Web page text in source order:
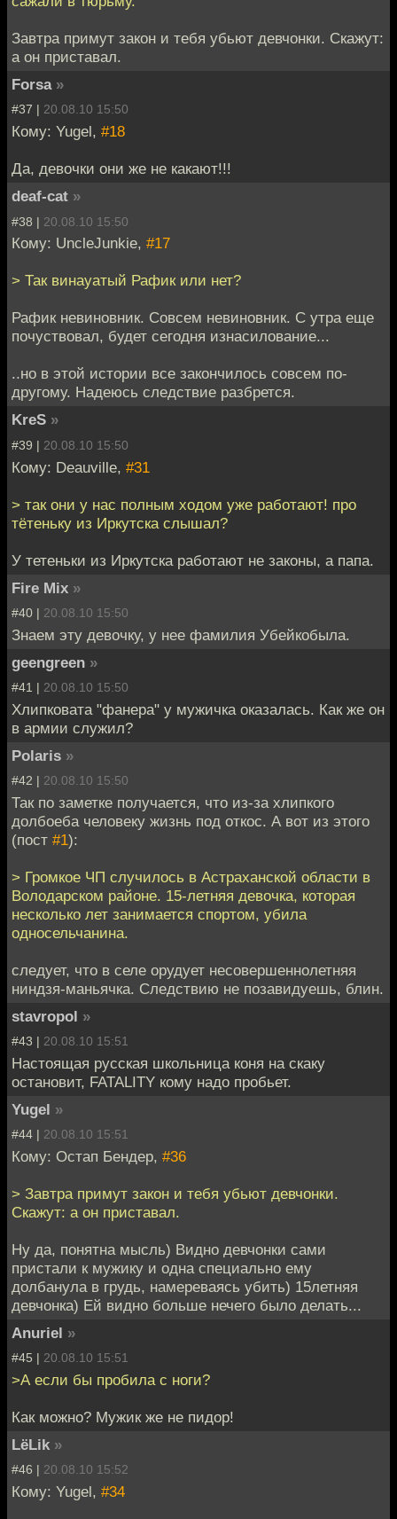
Завтра примут закон и тебя убьют девчонки. Скажут:
а он приставал.
Forsa »
#37 | 20.08.10 15:50
Кому: Yugel, #18
Да, девочки они же не какают!!!
deaf-cat »
#38 | 20.08.10 15:50
Кому: UncleJunkie, #17
> Так винауатый Рафик или нет?
Рафик невиновник. Совсем невиновник. С утра еще
почуствовал, будет сегодня изнасилование...
..но в этой истории все закончилось совсем по-
другому. Надеюсь следствие разбрется.
KreS »
#39 | 20.08.10 15:50
Кому: Deauville, #31
> так они у нас полным ходом уже работают! про
тётеньку из Иркутска слышал?
У тетеньки из Иркутска работают не законы, а папа.
Fire Mix »
#40 | 20.08.10 15:50
Знаем эту девочку, у нее фамилия Убейкобыла.
geengreen »
#41 | 20.08.10 15:50
Хлипковата "фанера" у мужичка оказалась. Как же он
в армии служил?
Polaris »
#42 | 20.08.10 15:50
Так по заметке получается, что из-за хлипкого
долбоеба человеку жизнь под откос. А вот из этого
(пост #1):
> Громкое ЧП случилось в Астраханской области в
Володарском районе. 15-летняя девочка, которая
несколько лет занимается спортом, убила
односельчанина.
следует, что в селе орудует несовершеннолетняя
ниндзя-маньячка. Следствию не позавидуешь, блин.
stavropol »
#43 | 20.08.10 15:51
Настоящая русская школьница коня на скаку
остановит, FATALITY кому надо пробьет.
Yugel »
#44 | 20.08.10 15:51
Кому: Остап Бендер, #36
> Завтра примут закон и тебя убьют девчонки.
Скажут: а он приставал.
Ну да, понятна мысль) Видно девчонки сами
пристали к мужику и одна специально ему
долбанула в грудь, намереваясь убить) 15летняя
девчонка) Ей видно больше нечего было делать...
Anuriel »
#45 | 20.08.10 15:51
>А если бы пробила с ноги?
Как можно? Мужик же не пидор!
LёLik »
#46 | 20.08.10 15:52
Кому: Yugel, #34